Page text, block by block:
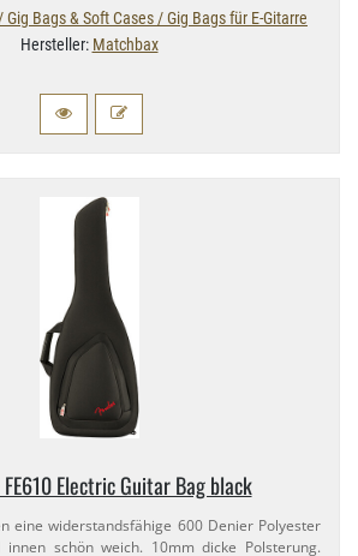
Gig Bags & Soft Cases / Gig Bags für E-Gitarre
Hersteller: Matchbax
Electric Guitar Bag black
eine widerstandsfähige 600 Denier Polyester
schön weich. 10mm dicke Polsterung.